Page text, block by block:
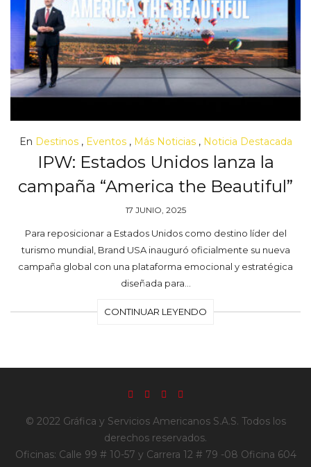
En Destinos, Eventos, Más Noticias, Noticia Destacada
IPW: Estados Unidos lanza la
campaña “America the Beautiful”
17 JUNIO, 2025
Para reposicionar a Estados Unidos como destino líder del
turismo mundial, Brand USA inauguró oficialmente su nueva
campaña global con una plataforma emocional y estratégica
diseñada para…
CONTINUAR LEYENDO
© 2022 Gráfica y Servicios Americanos S.A.S. Todos los
derechos reservados.
Oficinas: Calle 99 # 10-57 y Carrera 12 # 79 -08 Oficina 604